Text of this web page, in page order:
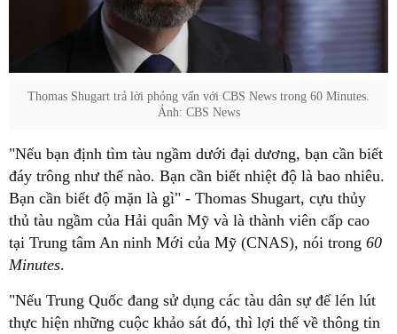
Thomas Shugart trả lời phỏng vấn với CBS News trong 60 Minutes.
Ảnh: CBS News
"Nếu bạn định tìm tàu ngầm dưới đại dương, bạn cần biết
đáy trông như thế nào. Bạn cần biết nhiệt độ là bao nhiêu.
Bạn cần biết độ mặn là gì" - Thomas Shugart, cựu thủy
thủ tàu ngầm của Hải quân Mỹ và là thành viên cấp cao
tại Trung tâm An ninh Mới của Mỹ (CNAS), nói trong 60
Minutes.
"Nếu Trung Quốc đang sử dụng các tàu dân sự để lén lút
thực hiện những cuộc khảo sát đó, thì lợi thế về thông tin